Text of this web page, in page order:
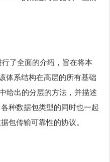
了全面的介绍，旨在将本
体系结构在高层的所有基础
给出的分层的方法，并描述
种数据包类型的同时也一起
包传输可靠性的协议。